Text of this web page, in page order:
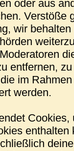
oder aus
Verstöße
wir
entfernen,
im
werden.